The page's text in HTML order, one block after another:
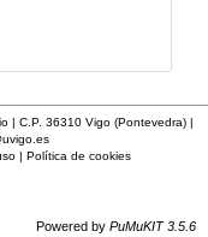
| C.P. 36310 Vigo (Pontevedra) |
| Política de cookies
Powered by PuMuKIT 3.5.6